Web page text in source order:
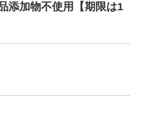
添加物不使用【期限は1